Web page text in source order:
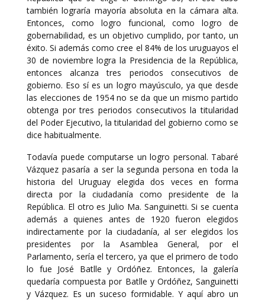
también lograría mayoría absoluta en la cámara alta.
Entonces, como logro funcional, como logro de
gobernabilidad, es un objetivo cumplido, por tanto, un
éxito. Si además como cree el 84% de los uruguayos el
30 de noviembre logra la Presidencia de la República,
entonces alcanza tres periodos consecutivos de
gobierno. Eso sí es un logro mayúsculo, ya que desde
las elecciones de 1954 no se da que un mismo partido
obtenga por tres periodos consecutivos la titularidad
del Poder Ejecutivo, la titularidad del gobierno como se
dice habitualmente.
Todavía puede computarse un logro personal. Tabaré
Vázquez pasaría a ser la segunda persona en toda la
historia del Uruguay elegida dos veces en forma
directa por la ciudadanía como presidente de la
República. El otro es Julio Ma. Sanguinetti. Si se cuenta
además a quienes antes de 1920 fueron elegidos
indirectamente por la ciudadanía, al ser elegidos los
presidentes por la Asamblea General, por el
Parlamento, sería el tercero, ya que el primero de todo
lo fue José Batlle y Ordóñez. Entonces, la galería
quedaría compuesta por Batlle y Ordóñez, Sanguinetti
y Vázquez. Es un suceso formidable. Y aquí abro un